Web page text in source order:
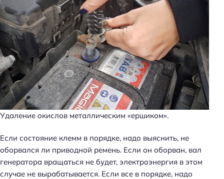
Удаление окислов металлическим «ершиком».
Если состояние клемм в порядке, надо выяснить, не
оборвался ли приводной ремень. Если он оборван, вал
генератора вращаться не будет, электроэнергия в этом
случае не вырабатывается. Если все в порядке, надо